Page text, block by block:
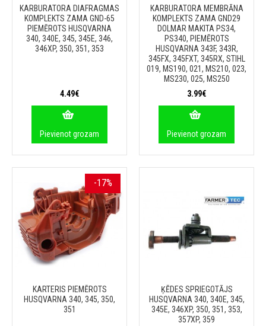
KARBURATORA DIAFRAGMAS
KOMPLEKTS ZAMA GND-65
PIEMĒROTS HUSQVARNA
340, 340E, 345, 345E, 346,
346XP, 350, 351, 353
4.49€
Pievienot grozam
KARBURATORA MEMBRĀNA
KOMPLEKTS ZAMA GND29
DOLMAR MAKITA PS34,
PS340, PIEMĒROTS
HUSQVARNA 343F, 343R,
345FX, 345FXT, 345RX, STIHL
019, MS190, 021, MS210, 023,
MS230, 025, MS250
3.99€
Pievienot grozam
-17%
KARTERIS PIEMĒROTS
HUSQVARNA 340, 345, 350,
351
ĶĒDES SPRIEGOTĀJS
HUSQVARNA 340, 340E, 345,
345E, 346XP, 350, 351, 353,
357XP, 359